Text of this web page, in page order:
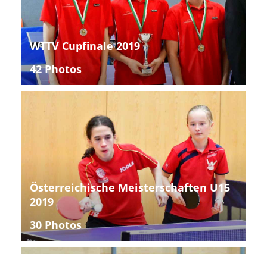
WTTV Cupfinale 2019
42 Photos
Österreichische Meisterschaften U15
2019
30 Photos